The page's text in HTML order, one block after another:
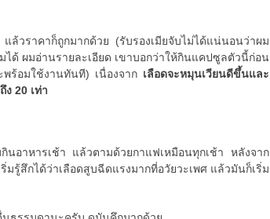
แล้วราคาก็ถูกมากด้วย (รับรองเมียจับไม่ได้แน่นอนว่าผม
ได้ ผมอ่านรายละเอียด เขาบอกว่าให้กินแคปซูลตัวนี้ก่อน
ร้อมใช้งานทันที) เนื่องจาก เลือดจะหมุนเวียนดีขึ้นและ
20 เท่า
นอาหารเช้า แล้วตามด้วยกาแฟเหมือนทุกเช้า หลังจาก
รู้สึกได้ว่าเลือดสูบฉีดแรงมากที่อวัยวะเพศ แล้วมันก็เริ่ม